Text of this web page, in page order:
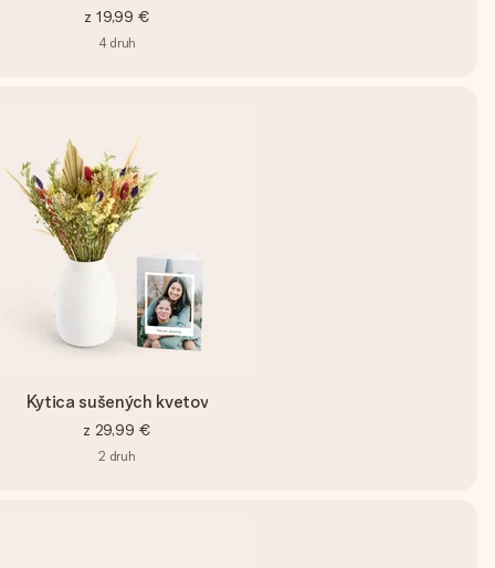
z 19,99 €
4 druh
Kytica sušených kvetov
z 29,99 €
2 druh